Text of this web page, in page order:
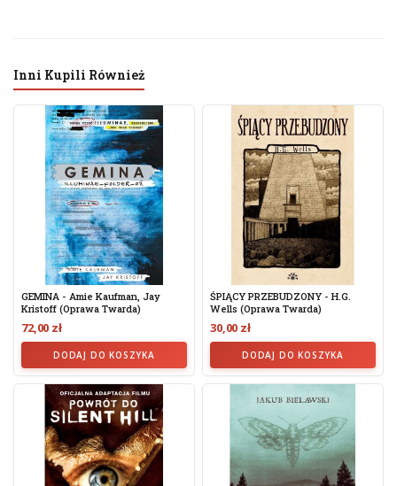
Inni Kupili Również
GEMINA - Amie Kaufman, Jay
Kristoff (oprawa Twarda)
72,00 zł
DODAJ DO KOSZYKA
ŚPIĄCY PRZEBUDZONY - H.G.
Wells (oprawa Twarda)
30,00 zł
DODAJ DO KOSZYKA